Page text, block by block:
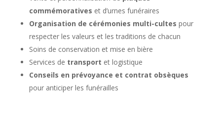
commémoratives et d’urnes funéraires
Organisation de cérémonies multi-cultes pour
respecter les valeurs et les traditions de chacun
Soins de conservation et mise en bière
Services de transport et logistique
Conseils en prévoyance et contrat obsèques
pour anticiper les funérailles